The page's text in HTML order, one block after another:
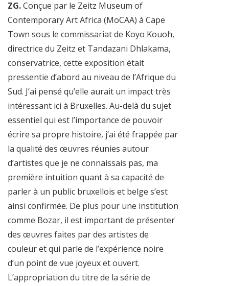
ZG.Conçue par le Zeitz Museum of
Contemporary Art Africa (MoCAA) à Cape
Town sous le commissariat de Koyo Kouoh,
directrice du Zeitz et Tandazani Dhlakama,
conservatrice, cette exposition était
pressentie d’abord au niveau de l’Afrique du
Sud. J’ai pensé qu’elle aurait un impact très
intéressant ici à Bruxelles. Au-delà du sujet
essentiel qui est l’importance de pouvoir
écrire sa propre histoire, j’ai été frappée par
la qualité des œuvres réunies autour
d’artistes que je ne connaissais pas, ma
première intuition quant à sa capacité de
parler à un public bruxellois et belge s’est
ainsi confirmée. De plus pour une institution
comme Bozar, il est important de présenter
des œuvres faites par des artistes de
couleur et qui parle de l’expérience noire
d’un point de vue joyeux et ouvert.
L’appropriation du titre de la série de